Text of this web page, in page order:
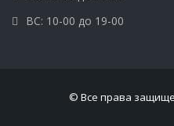
ВС: 10-00 до 19-00
© Все права